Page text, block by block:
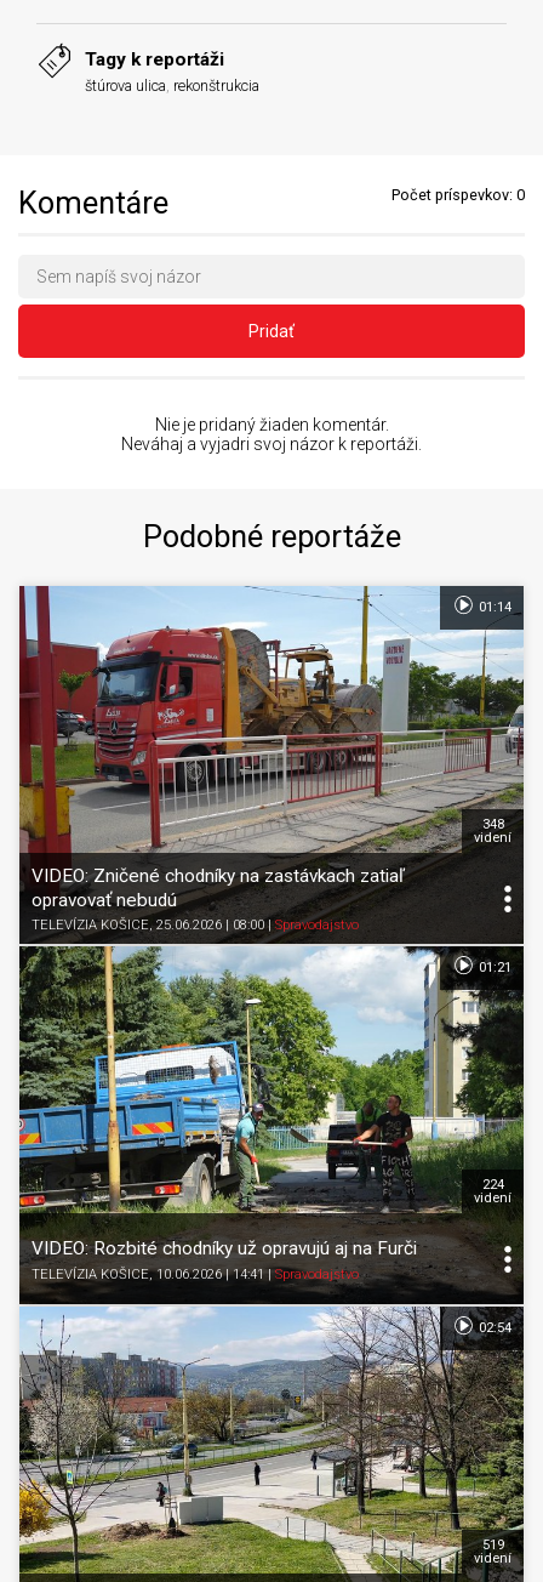
Tagy k reportáži
štúrova ulica, rekonštrukcia
Komentáre Počet príspevkov: 0
Pridať
Nie je pridaný žiaden komentár.
Neváhaj a vyjadri svoj názor k reportáži.
Podobné reportáže
VIDEO: Zničené chodníky na zastávkach zatiaľ
opravovať nebudú
TELEVÍZIA KOŠICE, 25.06.2026 | 08:00| Spravodajstvo
348
videní
01:14
VIDEO: Rozbité chodníky už opravujú aj na Furči
TELEVÍZIA KOŠICE, 10.06.2026 | 14:41|Spravodajstvo
224
videní
01:21
519
videní
02:54